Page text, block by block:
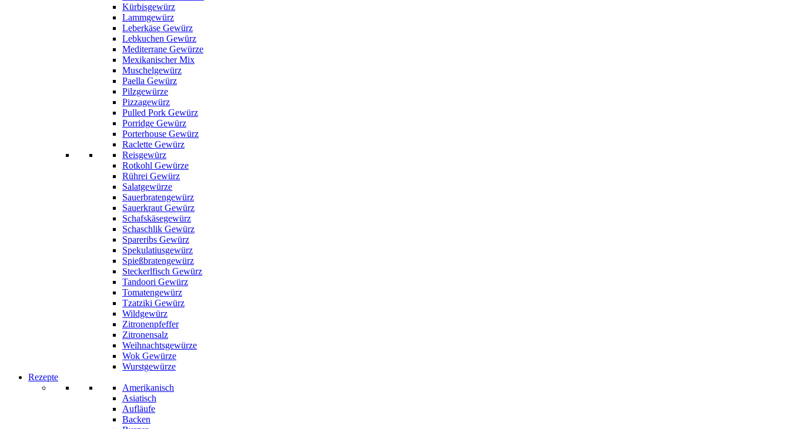
Kürbisgewürz
Lammgewürz
Leberkäse Gewürz
Lebkuchen Gewürz
Mediterrane Gewürze
Mexikanischer Mix
Muschelgewürz
Paella Gewürz
Pilzgewürze
Pizzagewürz
Pulled Pork Gewürz
Porridge Gewürz
Porterhouse Gewürz
Raclette Gewürz
Reisgewürz
Rotkohl Gewürze
Rührei Gewürz
Salatgewürze
Sauerbratengewürz
Sauerkraut Gewürz
Schafskäsegewürz
Schaschlik Gewürz
Spareribs Gewürz
Spekulatiusgewürz
Spießbratengewürz
Steckerlfisch Gewürz
Tandoori Gewürz
Tomatengewürz
Tzatziki Gewürz
Wildgewürz
Zitronenpfeffer
Zitronensalz
Weihnachtsgewürze
Wok Gewürze
Wurstgewürze
Rezepte
Amerikanisch
Asiatisch
Aufläufe
Backen